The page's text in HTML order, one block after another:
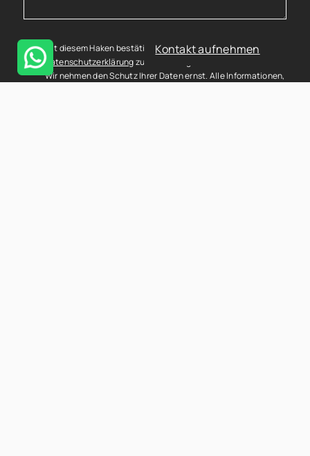
Kontakt aufnehmen
Mit diesem Haken bestätigen Sie, dass Sie die
Datenschutzerklärungzur Kenntnis genommen haben.
Wir nehmen den Schutz Ihrer Daten ernst. Alle Informationen,